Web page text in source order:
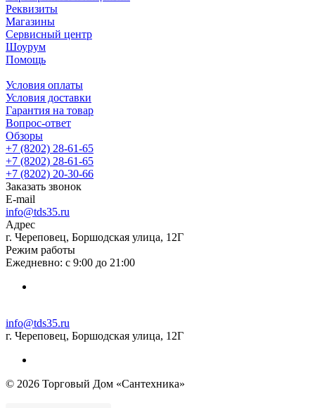
Реквизиты
Магазины
Сервисный центр
Шоурум
Помощь
Условия оплаты
Условия доставки
Гарантия на товар
Вопрос-ответ
Обзоры
+7 (8202) 28‑61-65
+7 (8202) 28‑61-65
+7 (8202) 20‑30-66
Заказать звонок
E-mail
info@tds35.ru
Адрес
г. Череповец, Боршодская улица, 12Г
Режим работы
Ежедневно: с 9:00 до 21:00
info@tds35.ru
г. Череповец, Боршодская улица, 12Г
© 2026 Торговый Дом «Сантехника»